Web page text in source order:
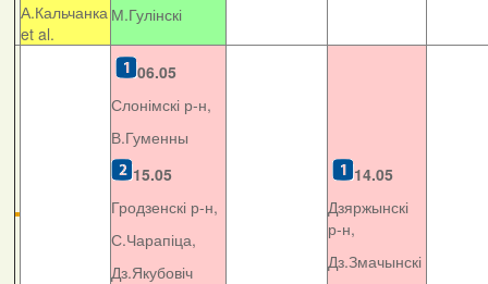
А.Кальчанка
et al.
М.Гулінскі
06.05
Слонімскі р-н,
В.Гуменны
15.05
Гродзенскі р-н,
С.Чарапіца,
Дз.Якубовіч
14.05
Дзяржынскі
р-н,
Дз.Змачынскі